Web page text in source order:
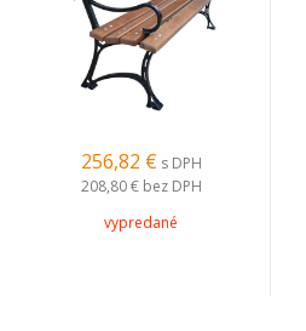
256,82 € s DPH
208,80 € bez DPH
vypredané